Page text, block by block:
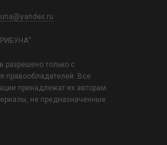
разрешено только с
правообладателей. Все
принадлежат их авторам.
не предназначенные